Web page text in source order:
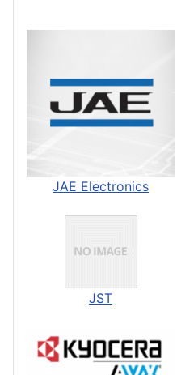
JAE Electronics
JST